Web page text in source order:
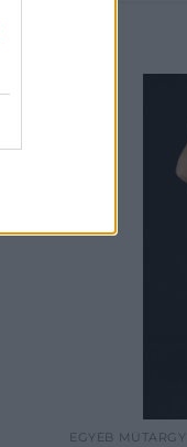
EGYÉB MŰTÁRGY